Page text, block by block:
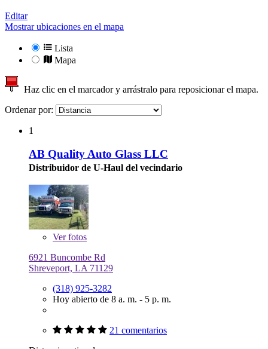
Editar
Mostrar ubicaciones en el mapa
Lista
Mapa
Haz clic en el marcador y arrástralo para reposicionar el mapa.
Ordenar por:
1
AB Quality Auto Glass LLC
Distribuidor de U-Haul del vecindario
Verfotos
6921 Buncombe Rd
Shreveport, LA 71129
(318) 925-3282
Hoy abierto de 8 a. m. - 5 p. m.
21 comentarios